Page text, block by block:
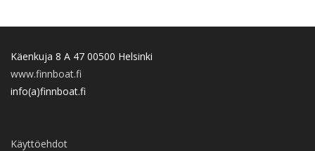
Käenkuja 8 A 47 00500 Helsinki
www.finnboat.fi
info(a)finnboat.fi
Käyttöehdot